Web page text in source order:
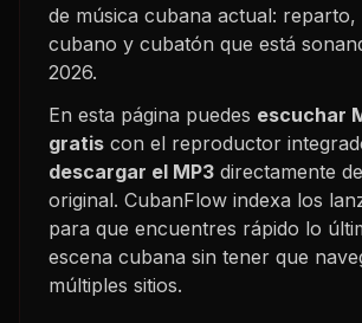
de música cubana actual: reparto,
cubano y cubatón que está
2026.
En esta página puedes escuchar
gratis con el reproductor
descargar el MP3 directamente
original. CubanFlow indexa los
para que encuentres rápido lo
escena cubana sin tener que
múltiples sitios.